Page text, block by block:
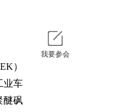
）
业车
醚砜
我要参会